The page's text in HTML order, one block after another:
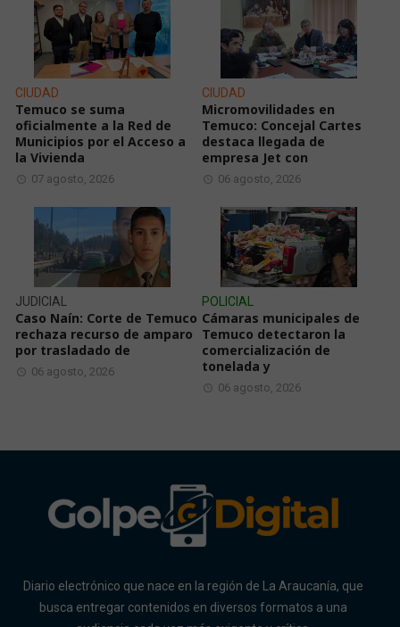
CIUDAD
Temuco se suma
oficialmente a la Red de
Municipios por el Acceso a
la Vivienda
07 agosto, 2026
CIUDAD
Micromovilidades en
Temuco: Concejal Cartes
destaca llegada de
empresa Jet con
06 agosto, 2026
JUDICIAL
Caso Naín: Corte de Temuco
rechaza recurso de amparo
por trasladado de
06 agosto, 2026
POLICIAL
Cámaras municipales de
Temuco detectaron la
comercialización de
tonelada y
06 agosto, 2026
Diario electrónico que nace en la región de La Araucanía, que
busca entregar contenidos en diversos formatos a una